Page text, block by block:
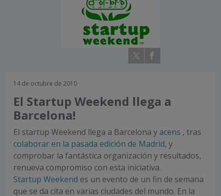
14 de octubre de 2010
El Startup Weekend llega a
Barcelona!
El startup Weekend llega a Barcelona yacens , tras
colaborar en la pasada edición de Madrid, y
comprobar la fantástica organización y resultados,
renueva compromiso con esta iniciativa.
Startup Weekend es un evento de un fin de semana
que se da cita en varias ciudades del mundo. En la